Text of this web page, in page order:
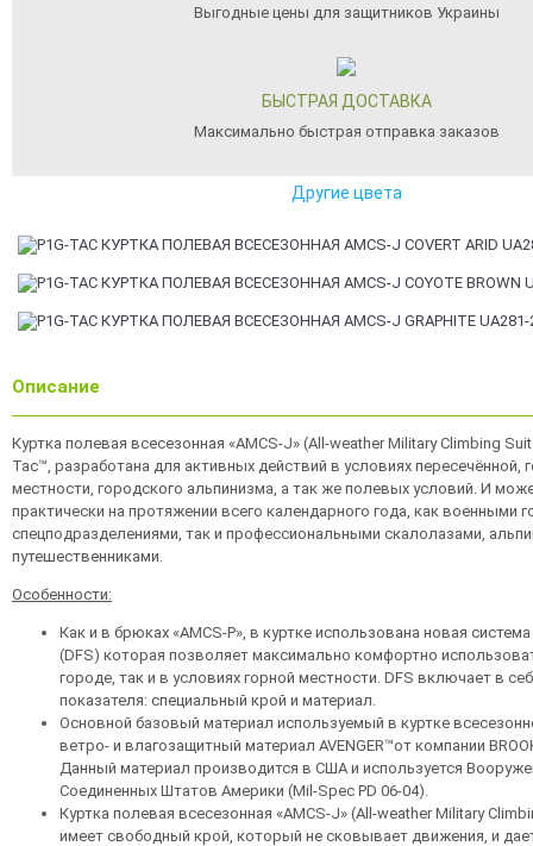
Выгодные цены для защитников Украины
БЫСТРАЯ ДОСТАВКА
Максимально быстрая отправка заказов
Другие цвета
Описание
Куртка полевая всесезонная «AMCS-J» (All-weather Military Climbing
Tac™, разработана для активных действий в условиях пересечённой,
местности, городского альпинизма, а так же полевых условий. И
практически на протяжении всего календарного года, как военными
спецподразделениями, так и профессиональными скалолазами,
путешественниками.
Особенности:
Как и в брюках «AMCS-P», в куртке использована новая
(DFS) которая позволяет максимально комфортно
городе, так и в условиях горной местности. DFS включает в
показателя: специальный крой и материал.
Основной базовый материал используемый в куртке
ветро- и влагозащитный материал AVENGER™от компании
Данный материал производится в США и используется
Соединенных Штатов Америки (Mil-Spec PD 06-04).
Куртка полевая всесезонная «AMCS-J» (All-weather Military
имеет свободный крой, который не сковывает движения, и